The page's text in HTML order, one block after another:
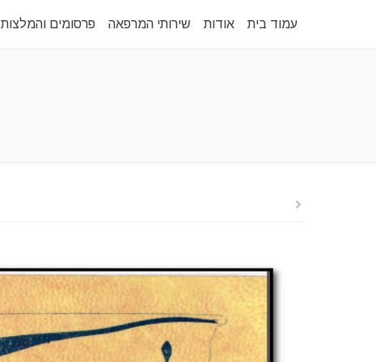
עמוד בית אודות שירותי המרפאה פרסומים והמלצות